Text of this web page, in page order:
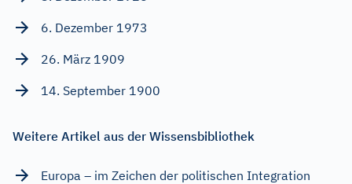
6. Dezember 1973
26. März 1909
14. September 1900
Weitere Artikel aus der Wissensbibliothek
Europa – im Zeichen der politischen Integration